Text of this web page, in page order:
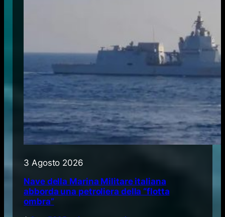
3 Agosto 2026
Nave della Marina Militare italiana
abborda una petroliera della “flotta
ombra”